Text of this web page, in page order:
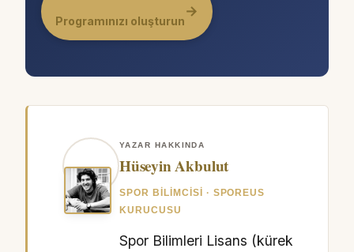
Programınızı oluşturun
→
YAZAR HAKKINDA
Hüseyin Akbulut
SPOR BILIMCISI · SPOREUS
KURUCUSU
Spor Bilimleri Lisans (kürek